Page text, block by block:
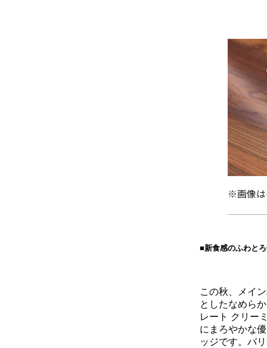
※画像は
■新食感のふわと
この秋、メイ
としたなめら
レート クリー
にまろやかな
ッジです。バ